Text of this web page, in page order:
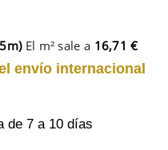
El m² sale a 16,71 €
envío internacional
de 7 a 10 días